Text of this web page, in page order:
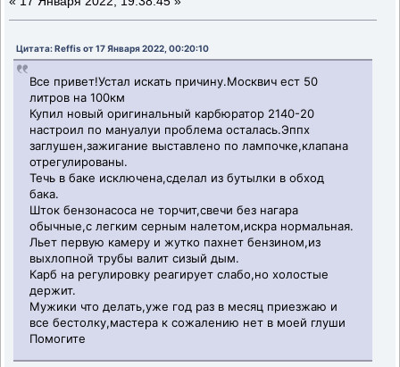
Цитата: Reffis от 17 Января 2022, 00:20:10
Все привет!Устал искать причину.Москвич ест 50
литров на 100км
Купил новый оригинальный карбюратор 2140-20
настроил по мануалуи проблема осталась.Эппх
заглушен,зажигание выставлено по лампочке,клапана
отрегулированы.
Течь в баке исключена,сделал из бутылки в обход
бака.
Шток бензонасоса не торчит,свечи без нагара
обычные,с легким серным налетом,искра нормальная.
Льет первую камеру и жутко пахнет бензином,из
выхлопной трубы валит сизый дым.
Карб на регулировку реагирует слабо,но холостые
держит.
Мужики что делать,уже год раз в месяц приезжаю и
все бестолку,мастера к сожалению нет в моей глуши
Помогите